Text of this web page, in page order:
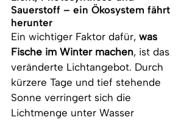
Sauerstoff – ein Ökosystem fährt
herunter
Ein wichtiger Faktor dafür, was
Fische im Winter machen, ist das
veränderte Lichtangebot. Durch
kürzere Tage und tief stehende
Sonne verringert sich die
Lichtmenge unter Wasser